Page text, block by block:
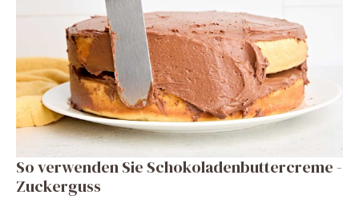
So verwenden Sie Schokoladenbuttercreme -
Zuckerguss